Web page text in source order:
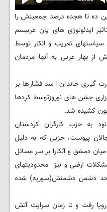
Play
ده تا هجده درصد جمعیتش را
ایدئولوژی های پان عربیسم
سیاستهای تعریب و انکار توسط
بهار عربی به آنها مردمان
گیری خاندان اسد فشارها بر
جشن های نوروزتوسط کردها
کشیده شد.
به حزب کارگران کردستان
پیوست، حزبی که به دلیل
دمشق و آنکارا بر سر مسائل
ارضی و نیز محدودیتهای
دشمن دشمنش(سوریه) شده
رفت و تا زمان سرایت آتش